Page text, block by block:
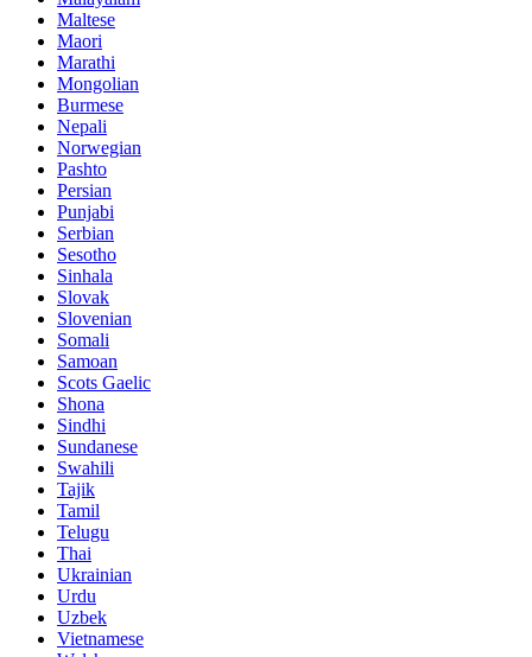
Maltese
Maori
Marathi
Mongolian
Burmese
Nepali
Norwegian
Pashto
Persian
Punjabi
Serbian
Sesotho
Sinhala
Slovak
Slovenian
Somali
Samoan
Scots Gaelic
Shona
Sindhi
Sundanese
Swahili
Tajik
Tamil
Telugu
Thai
Ukrainian
Urdu
Uzbek
Vietnamese